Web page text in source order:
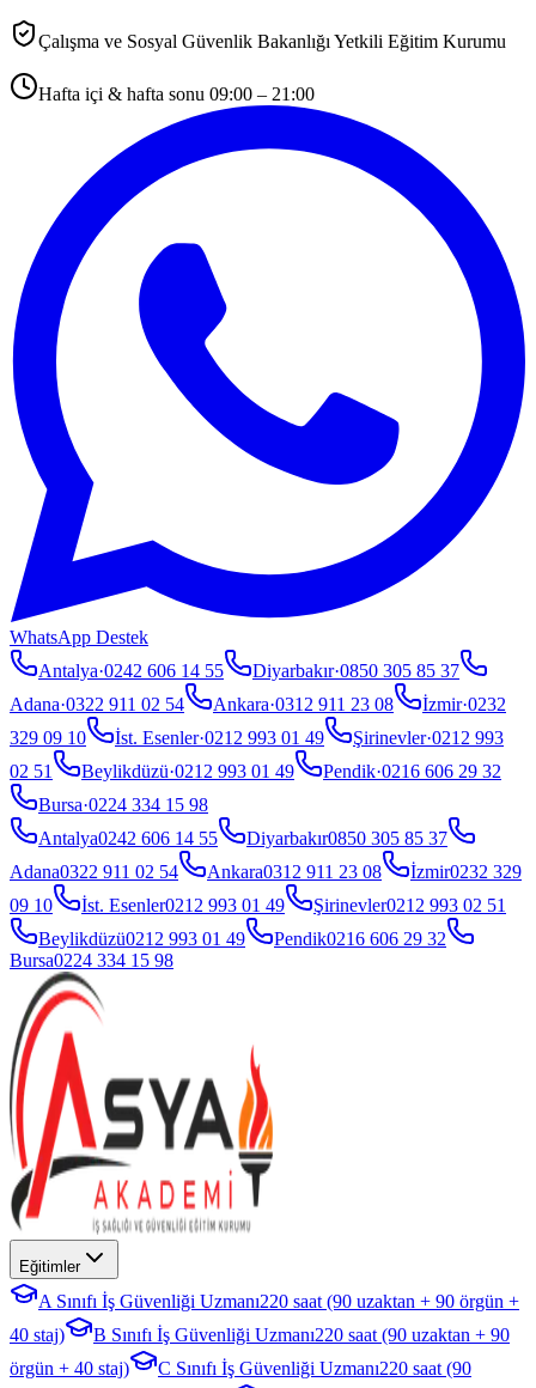
Çalışma ve Sosyal Güvenlik Bakanlığı Yetkili Eğitim Kurumu
Hafta içi & hafta sonu 09:00 – 21:00
WhatsApp Destek
Antalya·0242 606 14 55 Diyarbakır·0850 305 85 37
Adana·0322 911 02 54 Ankara·0312 911 23 08 İzmir·0232
329 09 10
İst. Esenler·0212 993 01 49 Şirinevler·0212 993
02 51
Beylikdüzü·0212 993 01 49 Pendik·0216 606 29 32
Bursa·0224 334 15 98
Antalya0242 606 14 55 Diyarbakır0850 305 85 37
Adana0322 911 02 54 Ankara0312 911 23 08 İzmir0232 329
09 10
İst. Esenler0212 993 01 49 Şirinevler0212 993 02 51
Beylikdüzü0212 993 01 49 Pendik0216 606 29 32
Bursa0224 334 15 98
Eğitimler
A Sınıfı İş Güvenliği Uzmanı220 saat (90 uzaktan + 90 örgün +
40 staj)
B Sınıfı İş Güvenliği Uzmanı220 saat (90 uzaktan + 90
örgün + 40 staj)
C Sınıfı İş Güvenliği Uzmanı220 saat (90